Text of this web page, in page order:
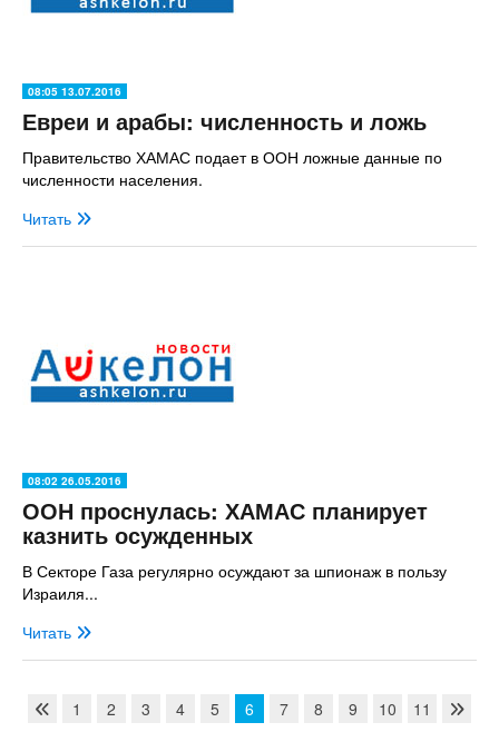
08:05 13.07.2016
Евреи и арабы: численность и ложь
Правительство ХАМАС подает в ООН ложные данные по
численности населения.
Читать
08:02 26.05.2016
ООН проснулась: ХАМАС планирует
казнить осужденных
В Секторе Газа регулярно осуждают за шпионаж в пользу
Израиля...
Читать
1 2 3 4 5 6 7 8 9 10 11